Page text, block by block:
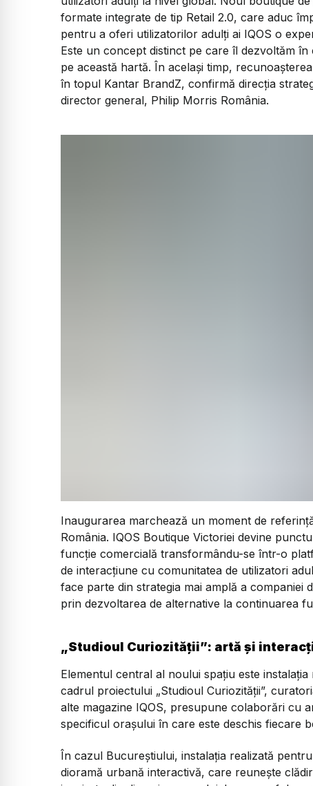
formate integrate de tip Retail 2.0, care aduc
pentru a oferi utilizatorilor adulți ai IQOS o
Este un concept distinct pe care îl dezvoltăm
pe această hartă. În același timp,
în topul Kantar BrandZ, confirmă direcția
director general, Philip Morris România.
Inaugurarea marchează un moment de
România. IQOS Boutique Victoriei devine
funcție comercială transformându-se într-o
de interacțiune cu comunitatea de utilizatori
face parte din strategia mai amplă a
prin dezvoltarea de alternative la continuarea
„Studioul Curiozității”: artă și
Elementul central al noului spațiu este
cadrul proiectului „Studioul Curiozității”,
alte magazine IQOS, presupune colaborări cu
specificul orașului în care este deschis fiecare
În cazul Bucureștiului, instalația realizată
dioramă urbană interactivă, care reunește